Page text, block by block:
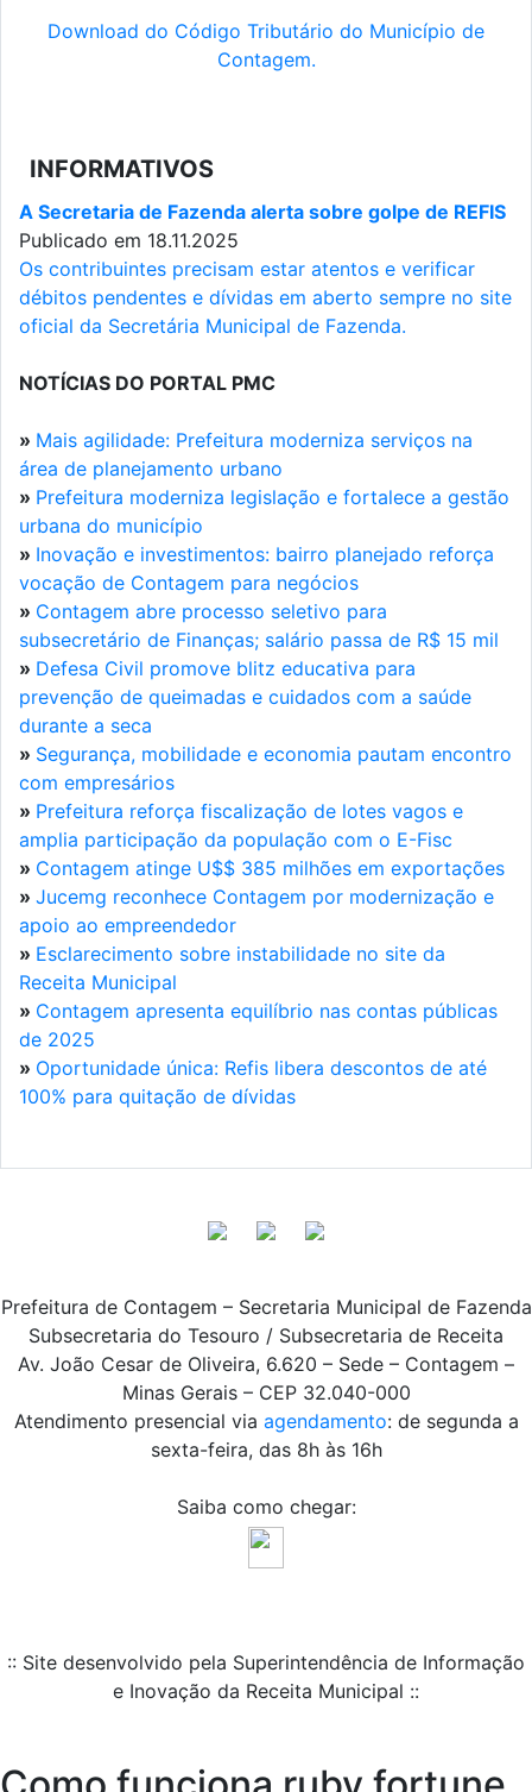
Download do Código Tributário do Município de
Contagem.
INFORMATIVOS
A Secretaria de Fazenda alerta sobre golpe de REFIS
Publicado em 18.11.2025
Os contribuintes precisam estar atentos e verificar
débitos pendentes e dívidas em aberto sempre no site
oficial da Secretária Municipal de Fazenda.
NOTÍCIAS DO PORTAL PMC
» Mais agilidade: Prefeitura moderniza serviços na
área de planejamento urbano
» Prefeitura moderniza legislação e fortalece a gestão
urbana do município
» Inovação e investimentos: bairro planejado reforça
vocação de Contagem para negócios
» Contagem abre processo seletivo para
subsecretário de Finanças; salário passa de R$ 15 mil
» Defesa Civil promove blitz educativa para
prevenção de queimadas e cuidados com a saúde
durante a seca
» Segurança, mobilidade e economia pautam encontro
com empresários
» Prefeitura reforça fiscalização de lotes vagos e
amplia participação da população com o E-Fisc
» Contagem atinge U$$ 385 milhões em exportações
» Jucemg reconhece Contagem por modernização e
apoio ao empreendedor
» Esclarecimento sobre instabilidade no site da
Receita Municipal
» Contagem apresenta equilíbrio nas contas públicas
de 2025
» Oportunidade única: Refis libera descontos de até
100% para quitação de dívidas
Prefeitura de Contagem – Secretaria Municipal de Fazenda
Subsecretaria do Tesouro / Subsecretaria de Receita
Av. João Cesar de Oliveira, 6.620 – Sede – Contagem –
Minas Gerais – CEP 32.040-000
Atendimento presencial via agendamento: de segunda a
sexta-feira, das 8h às 16h
Saiba como chegar:
:: Site desenvolvido pela Superintendência de Informação
e Inovação da Receita Municipal ::